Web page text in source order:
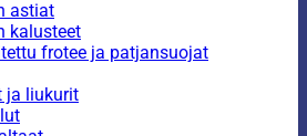
astiat
kalusteet
frotee ja patjansuojat
ja liukurit